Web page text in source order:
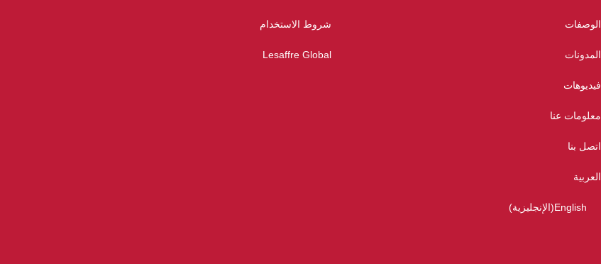
الوصفات
المدونات
فيديوهات
معلومات عنا
اتصل بنا
العربية
English
(الإنجليزية)
شروط الاستخدام
Lesaffre Global